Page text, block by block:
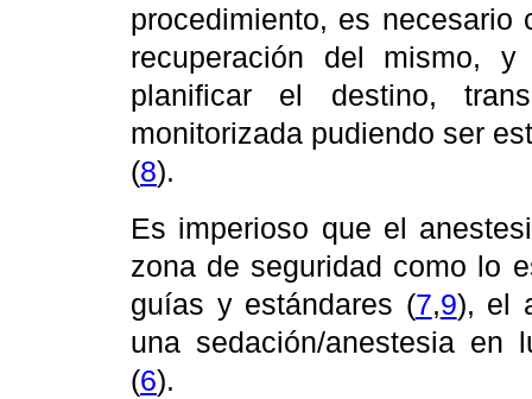
procedimiento, es necesario
recuperación del mismo,
planificar el destino,
monitorizada pudiendo ser
(8).
Es imperioso que el
zona de seguridad como lo
guías y estándares (7,9), el
una sedación/anestesia en
(6).